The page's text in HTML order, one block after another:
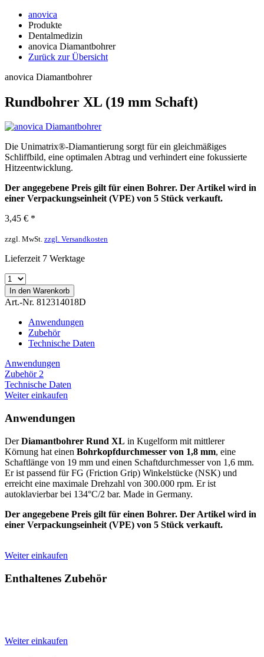
anovica
Produkte
Dentalmedizin
anovica Diamantbohrer
Zurück zur Übersicht
anovica Diamantbohrer
Rundbohrer XL (19 mm Schaft)
Die Unimatrix®-Diamantierung sorgt für ein gleichmäßiges
Schliffbild, eine optimalen Abtrag und verhindert eine fokussierte
Hitzeentwicklung.
Der angegebene Preis gilt für einen Bohrer. Der Artikel wird in
einer Verpackungseinheit (VPE) von 5 Stück verkauft.
3,45 € *
zzgl. MwSt. zzgl. Versandkosten
Lieferzeit 7 Werktage
In den Warenkorb
Art.-Nr. 812314018D
Anwendungen
Zubehör
Technische Daten
Anwendungen
Zubehör2
Technische Daten
Weiter einkaufen
Anwendungen
DerDiamantbohrer Rund XL in Kugelform mit mittlerer
Körnung hat einen Bohrkopfdurchmesser von 1,8 mm, eine
Schaftlänge von 19 mm und einen Schaftdurchmesser von 1,6 mm.
Er ist passend für FG (Friction Grip) Winkelstücke (NSK) und
erreicht eine maximale Drehzahl von 300.000 rpm. Er ist
autoklavierbar bei 134°C/2 bar. Made in Germany.
Der angegebene Preis gilt für einen Bohrer. Der Artikel wird in
einer Verpackungseinheit (VPE) von 5 Stück verkauft.
Weiter einkaufen
Enthaltenes Zubehör
Weiter einkaufen